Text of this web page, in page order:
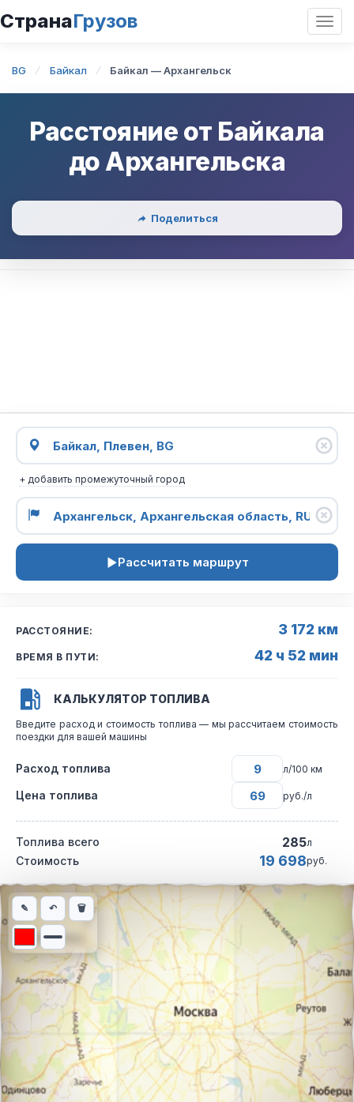
СтранаГрузов
BG Байкал Байкал — Архангельск
Расстояние от Байкала
доАрхангельска
Поделиться
+ добавить промежуточный город
Рассчитать маршрут
РАССТОЯНИЕ: 3 172 км
ВРЕМЯ В ПУТИ: 42 ч 52 мин
КАЛЬКУЛЯТОР ТОПЛИВА
Введите расход и стоимость топлива — мы рассчитаем стоимость
поездки для вашей машины
Расход топлива л/100 км
Цена топлива руб./л
Топлива всего 285л
Стоимость 19 698руб.
Интерактивная карта автомобильного маршрута из города
✎ ↶ 🗑